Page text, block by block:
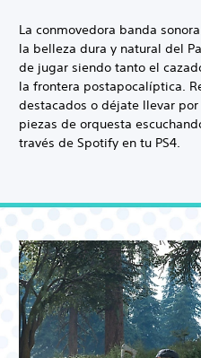
La conmovedora banda
la belleza dura y natural del
de jugar siendo tanto el
la frontera postapocalíptica.
destacados o déjate llevar
piezas de orquesta
través de Spotify en tu PS4.